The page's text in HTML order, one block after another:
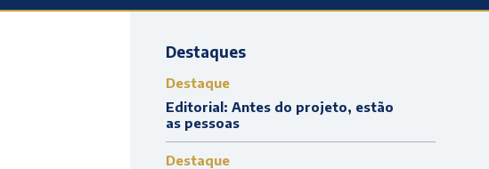
Destaques
Destaque
Editorial: Antes do projeto, estão
as pessoas
Destaque